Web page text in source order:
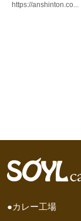
https://anshinton.co...
●カレー工場